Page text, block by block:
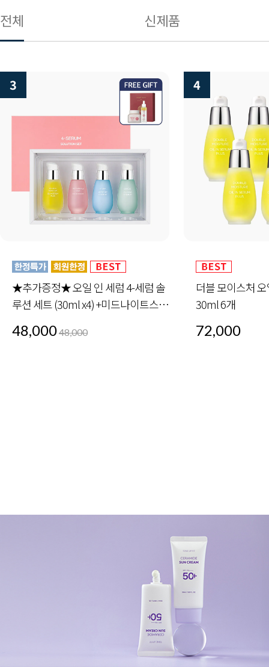
전체 신제품
4
더블 모이스처 오일 인 세럼 플러스
30ml 6개
72,000
5
안티 링클 핑크
72,000